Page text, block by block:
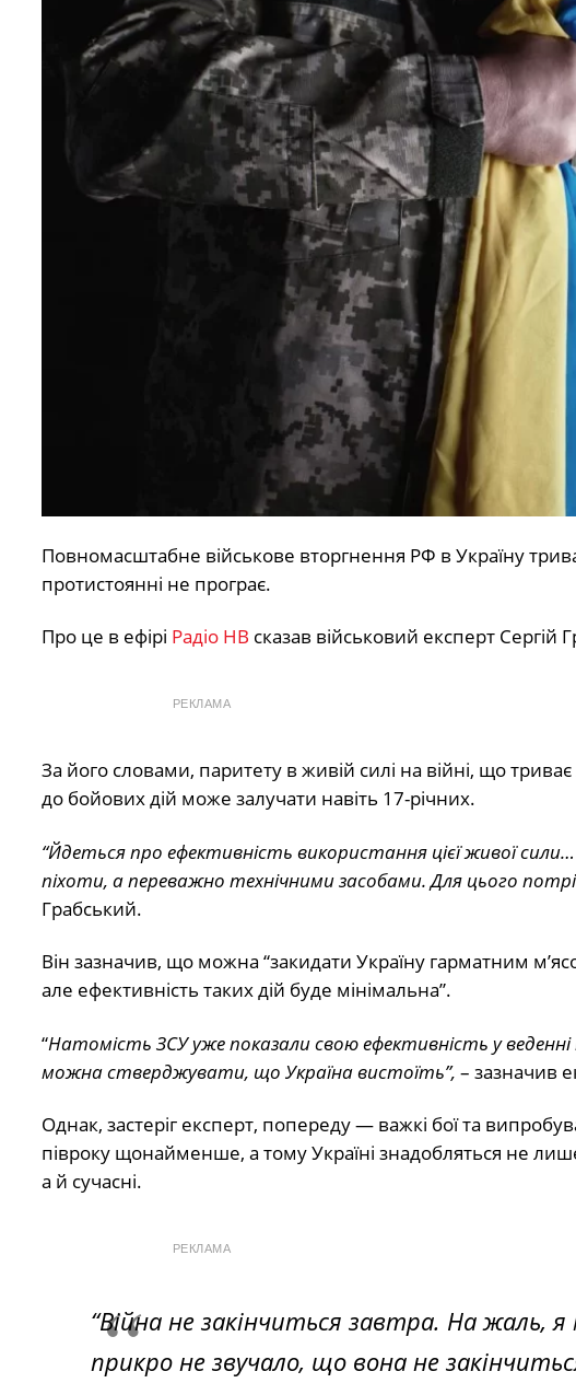
Повномасштабне військове вторгнення РФ в Україну
протистоянні не програє.
Про це в ефірі Радіо НВ сказав військовий експерт Сергій
РЕКЛАМА
За його словами, паритету в живій силі на війні, що
до бойових дій може залучати навіть 17-річних.
“Йдеться про ефективність використання цієї живої
піхоти, а переважно технічними засобами. Для цього
Грабський.
Він зазначив, що можна “закидати Україну гарматним
але ефективність таких дій буде мінімальна”.
“Натомість ЗСУ уже показали свою ефективність у
можна стверджувати, що Україна вистоїть”, – зазначив
Однак, застеріг експерт, попереду — важкі бої та
півроку щонайменше, а тому Україні знадобляться не
а й сучасні.
РЕКЛАМА
“Війна не закінчиться завтра. На жаль,
прикро не звучало, що вона не